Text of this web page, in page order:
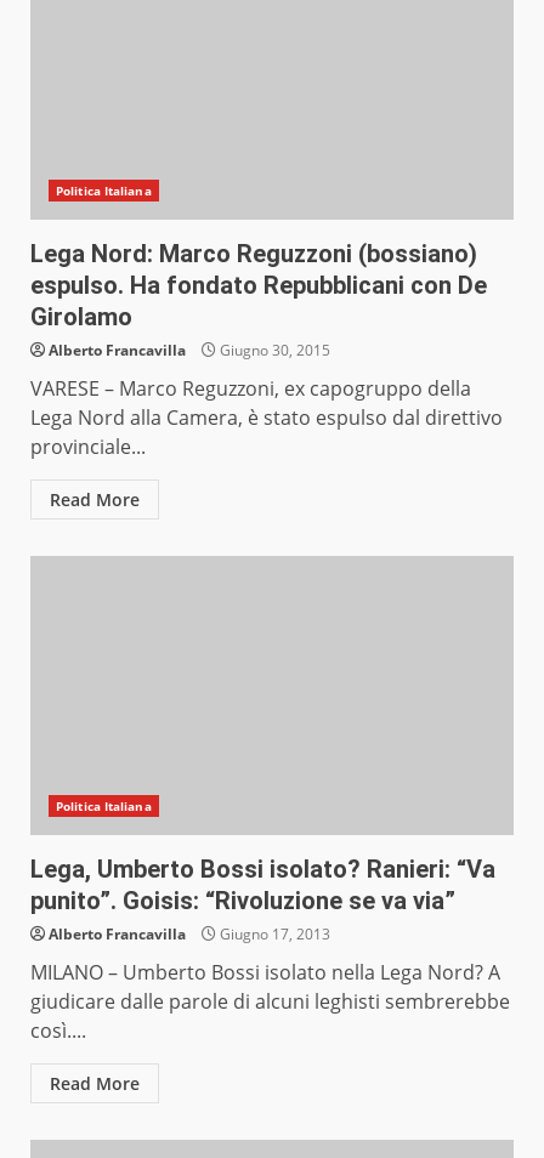
Politica Italiana
Lega Nord: Marco Reguzzoni (bossiano)
espulso. Ha fondato Repubblicani con De
Girolamo
Alberto Francavilla Giugno 30, 2015
VARESE – Marco Reguzzoni, ex capogruppo della
Lega Nord alla Camera, è stato espulso dal direttivo
provinciale...
Read More
Politica Italiana
Lega, Umberto Bossi isolato? Ranieri: “Va
punito”. Goisis: “Rivoluzione se va via”
Alberto Francavilla Giugno 17, 2013
MILANO – Umberto Bossi isolato nella Lega Nord? A
giudicare dalle parole di alcuni leghisti sembrerebbe
così....
Read More